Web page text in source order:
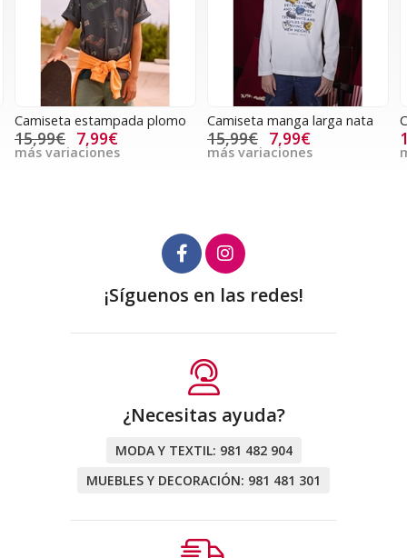
Camiseta estampada plomo
15,99€ 7,99€
más variaciones
Camiseta manga larga nata
15,99€ 7,99€
más variaciones
¡Síguenos en las redes!
¿Necesitas ayuda?
MODA Y TEXTIL: 981 482 904
MUEBLES Y DECORACIÓN: 981 481 301